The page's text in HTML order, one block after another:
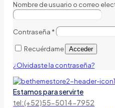
Nombre de usuario o correo
Contraseña *
Recuérdame Acceder
¿Olvidaste la contraseña?
Estamos para servirte
tel:(+52)55-5014-7952